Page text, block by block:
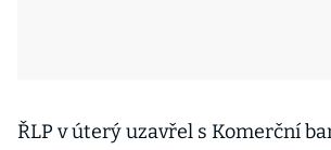
ŘLP v úterý uzavřel s Komerční